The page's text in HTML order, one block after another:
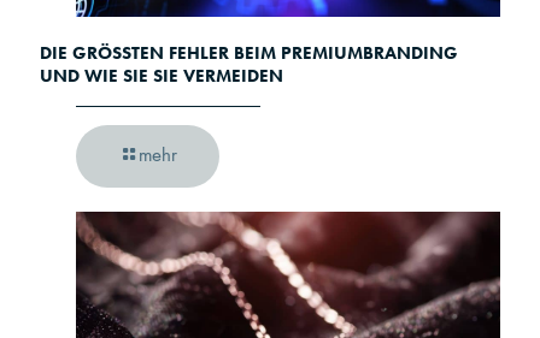
DIE GRÖSSTEN FEHLER BEIM PREMIUMBRANDING U
ND WIE SIE SIE VERMEIDEN
mehr